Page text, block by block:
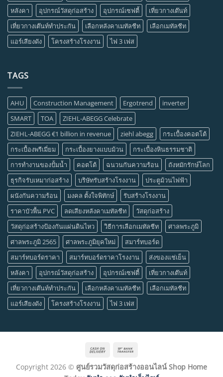
หลังคา
อุปกรณ์วัสดุก่อสร้าง อุปกรณ์เซฟตี้
เที่ยวกางเต๊นท์
เที่ยวกางเต๊นท์ทำประกัน
เลือกหลังคาเมทัลชีท
เลือกเมทัลชีท
แอร์เสียงดัง
โครงสร้างโรงงาน ไฟ 3 เฟส
TAGS
AHU Construction Management Ergotrend
inverter
SMART
TOA
ZIEHL-ABEGG Celebrate
ZIEHL-ABEGG €1 billion in revenue
ziehl abegg
กระเบื้องคอตโต้
กระเบื้องพรีเมี่ยม
กระเบื้องยางแบบม้วน
กระเบื้องหินธรรมชาติ
การทำงานของปั้มน้ำ
คอตโต้ ฉนวนกันความร้อน
ถังหมักรักษ์โลก
ธุรกิจรับเหมาก่อสร้าง
บริษัทรับสร้างโรงงาน
ประตูม้วนไฟฟ้า
ผนังกันความร้อน
มงคล ตั้งใจพิทักษ์
รับสร้างโรงงาน
ราคาบัวพื้น PVC
ลดเสียงหลังคาเมทัลชีท
วัสดุก่อสร้าง
วัสดุก่อสร้างป้องกันแผ่นดินไหว
วิธีการเลือกเมทัลชีท
ศาลพระภูมิ
ศาลพระภูมิ 2565
ศาลพระภูมิยุคใหม่
สมาร์ทบอร์ด
สมาร์ทบอร์ดราคา
สมาร์ทบอร์ดราคาโรงงาน
ส่งของแช่เย็น
หลังคา
อุปกรณ์วัสดุก่อสร้าง อุปกรณ์เซฟตี้
เที่ยวกางเต๊นท์
เที่ยวกางเต๊นท์ทำประกัน
เลือกหลังคาเมทัลชีท
เลือกเมทัลชีท
แอร์เสียงดัง
โครงสร้างโรงงาน ไฟ 3 เฟส
Cash
Delivery
Copyright 2026 © ศูนย์รวมวัสดุก่อสร้างออนไลน์ Shop Home